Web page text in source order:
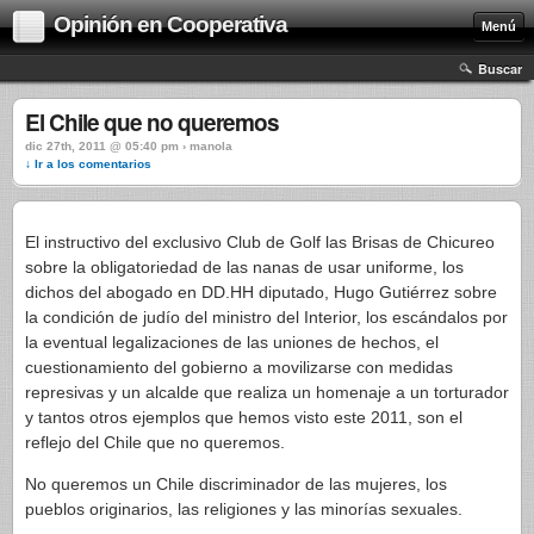
Opinión en Cooperativa Menú
Buscar
El Chile que no queremos
dic 27th, 2011 @ 05:40 pm › manola
↓ Ir a los comentarios
El instructivo del exclusivo Club de Golf las Brisas de Chicureo
sobre la obligatoriedad de las nanas de usar uniforme, los
dichos del abogado en DD.HH diputado, Hugo Gutiérrez sobre
la condición de judío del ministro del Interior, los escándalos por
la eventual legalizaciones de las uniones de hechos, el
cuestionamiento del gobierno a movilizarse con medidas
represivas y un alcalde que realiza un homenaje a un torturador
y tantos otros ejemplos que hemos visto este 2011, son el
reflejo del Chile que no queremos.
No queremos un Chile discriminador de las mujeres, los
pueblos originarios, las religiones y las minorías sexuales.